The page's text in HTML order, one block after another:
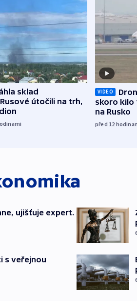
sklad
útočili na trh,
VIDEO
skoro kilo
na Rusko
před 12
ujišťuje expert.
s veřejnou